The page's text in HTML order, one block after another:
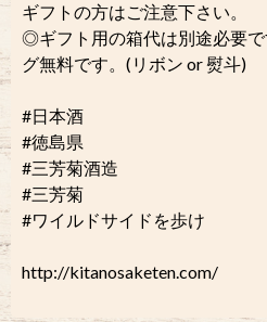
ギフトの方はご注意下さい。
◎ギフト用の箱代は別途必要
グ無料です。(リボン or 熨斗)
#日本酒
#徳島県
#三芳菊酒造
#三芳菊
#ワイルドサイドを歩け
http://kitanosaketen.com/